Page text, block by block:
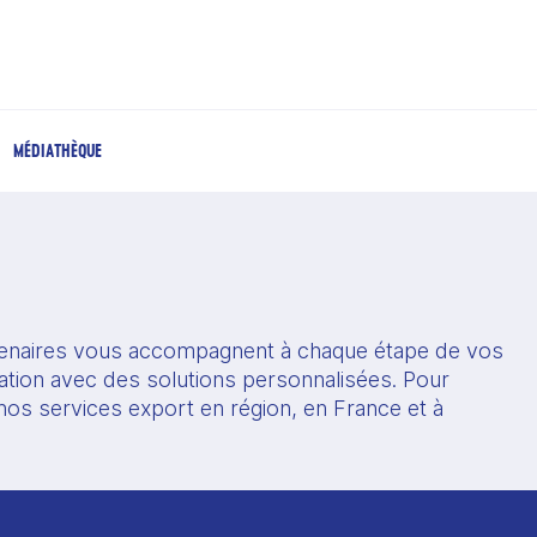
MÉDIATHÈQUE
vous accompagnent à chaque étape de vos
avec des solutions personnalisées. Pour
services export en région, en France et à